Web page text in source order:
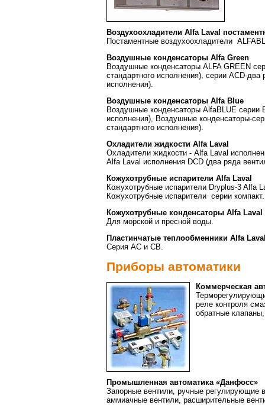
Воздухоохладители Alfa Laval
Постаментные воздухоохладители
Воздушные конденсаторы Alfa Green
Воздушные конденсаторы ALFA GREEN
стандартного исполнения), серии АСD-
исполнения).
Воздушные конденсаторы Alfa Blue
Воздушные конденсаторы AlfaBLUE серии
исполнения), Воздушные конденсаторы-
стандартного исполнения).
Охладители жидкости Alfa Laval
Охладители жидкости - Alfa Laval
Alfa Laval исполнения DCD (два ряда
Кожухотрубные испарители Alfa Laval
Кожухотрубные испарители Dryplus-3 Alfa
Кожухотрубные испарители серии компакт.
Кожухотрубные конденсаторы Alfa Laval
Для морской и пресной воды.
Пластинчатые теплообменники Alfa
Серия АС и СВ.
Приборы автоматики
Коммерческая
реле контроля
обратные
Промышленная автоматика «Данфосс»
Запорные вентили, ручные регулирующие
аммиачные вентили, расширительные